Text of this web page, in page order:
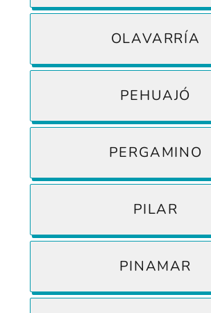
OLAVARRÍA
PEHUAJÓ
PERGAMINO
PILAR
PINAMAR